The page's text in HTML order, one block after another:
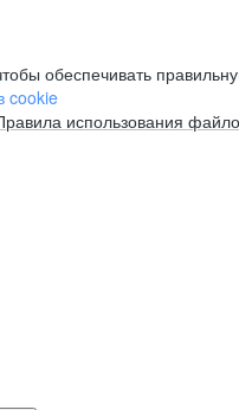
обеспечивать
cookie
использования